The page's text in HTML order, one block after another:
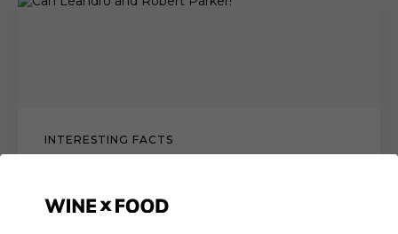
INTERESTING FACTS
The review of Can Leandro wines in the